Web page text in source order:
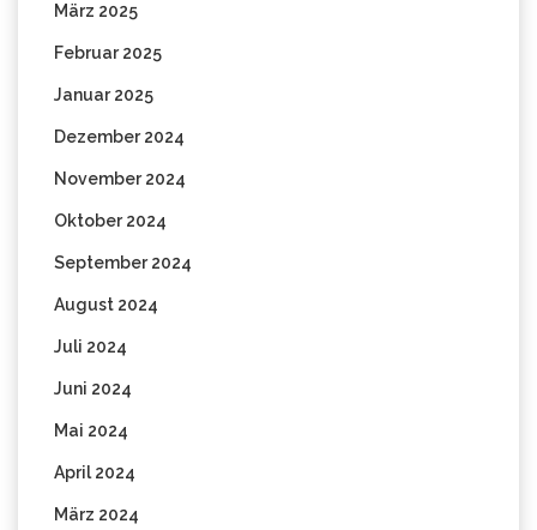
März 2025
Februar 2025
Januar 2025
Dezember 2024
November 2024
Oktober 2024
September 2024
August 2024
Juli 2024
Juni 2024
Mai 2024
April 2024
März 2024